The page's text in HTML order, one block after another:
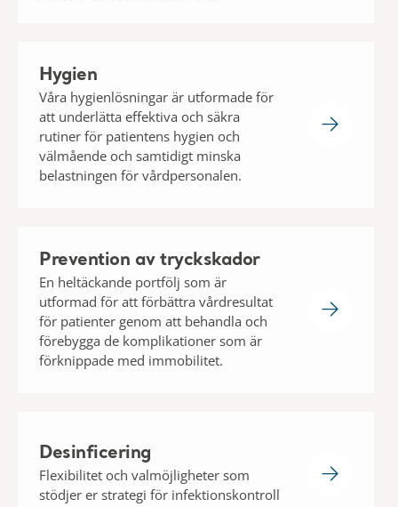
Hygien
Våra hygienlösningar är utformade för
att underlätta effektiva och säkra
rutiner för patientens hygien och
välmående och samtidigt minska
belastningen för vårdpersonalen.
Prevention av tryckskador
En heltäckande portfölj som är
utformad för att förbättra vårdresultat
för patienter genom att behandla och
förebygga de komplikationer som är
förknippade med immobilitet.
Desinficering
Flexibilitet och valmöjligheter som
stödjer er strategi för infektionskontroll